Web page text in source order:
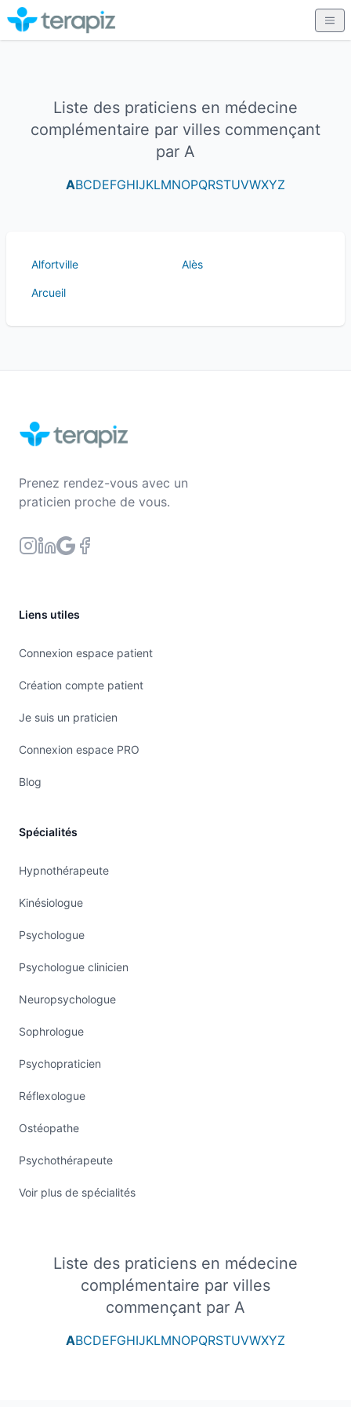
Liste des praticiens en médecine
complémentaire par villes commençant
par A
ABCDEFGHIJKLMNOPQRSTUVWXYZ
Alfortville Alès
Arcueil
Prenez rendez-vous avec un
praticien proche de vous.
Liens utiles
Connexion espace patient
Création compte patient
Je suis un praticien
Connexion espace PRO
Blog
Spécialités
Hypnothérapeute
Kinésiologue
Psychologue
Psychologue clinicien
Neuropsychologue
Sophrologue
Psychopraticien
Réflexologue
Ostéopathe
Psychothérapeute
Voir plus de spécialités
Liste des praticiens en médecine
complémentaire par villes
commençant par A
ABCDEFGHIJKLMNOPQRSTUVWXYZ